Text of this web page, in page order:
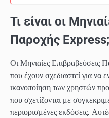
Τι είναι οι
Παροχής Express;
Οι Μηνιαίες Επιβραβεύσεις
που έχουν σχεδιαστεί για να
ικανοποίηση των χρηστών
που σχετίζονται με
περιορισμένες εκδόσεις.